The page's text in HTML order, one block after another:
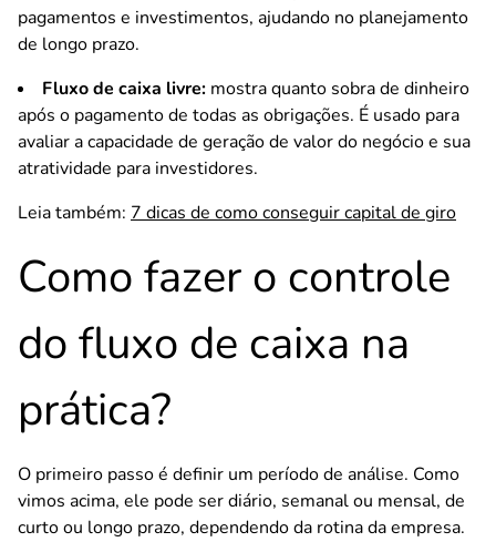
pagamentos e investimentos, ajudando no planejamento
de longo prazo.
Fluxo de caixa livre: mostra quanto sobra de dinheiro
após o pagamento de todas as obrigações. É usado para
avaliar a capacidade de geração de valor do negócio e sua
atratividade para investidores.
Leia também: 7 dicas de como conseguir capital de giro
Como fazer o controle
do fluxo de caixa na
prática?
O primeiro passo é definir um período de análise. Como
vimos acima, ele pode ser diário, semanal ou mensal, de
curto ou longo prazo, dependendo da rotina da empresa.